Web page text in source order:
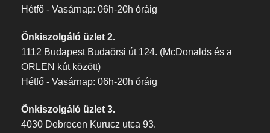
Hétfő - Vasárnap: 06h-20h óráig
Önkiszolgáló üzlet 2.
1112 Budapest Budaörsi út 124. (McDonalds és a
ORLEN kút között)
Hétfő - Vasárnap: 06h-20h óráig
Önkiszolgáló üzlet 3.
4030 Debrecen Kurucz utca 93.